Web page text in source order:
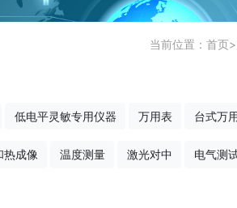
当前位置： 首页>
低电平灵敏专用仪器 万用表 台式万
热成像 温度测量 激光对中 电气测